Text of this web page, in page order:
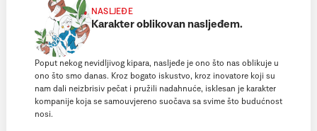
NASLJEĐE
Karakter oblikovan nasljeđem.
Poput nekog nevidljivog kipara, nasljeđe je ono što nas oblikuje u
ono što smo danas. Kroz bogato iskustvo, kroz inovatore koji su
nam dali neizbrisiv pečat i pružili nadahnuće, isklesan je karakter
kompanije koja se samouvjereno suočava sa svime što budućnost
nosi.